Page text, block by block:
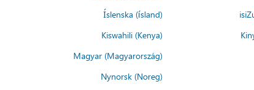
Íslenska (ísland)
Kiswahili (Kenya)
Magyar (Magyarország)
Nynorsk (Noreg)